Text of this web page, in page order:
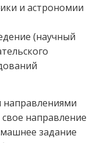
и астрономии
(научный
направление
задание